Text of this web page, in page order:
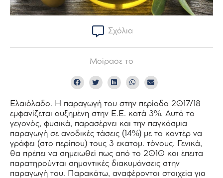
Σχόλια
Μοίρασε το
Ελαιόλαδο. Η παραγωγή του στην περίοδο 2017/18
εμφανίζεται αυξημένη στην Ε.Ε. κατά 3%. Αυτό το
γεγονός, φυσικά, παρασέρνει και την παγκόσμια
παραγωγή σε ανοδικές τάσεις (14%) με το κοντέρ να
γράφει (στο περίπου) τους 3 εκατομ. τόνους. Γενικά,
θα πρέπει να σημειωθεί πως από το 2010 και έπειτα
παρατηρούνται σημαντικές διακυμάνσεις στην
παραγωγή του. Παρακάτω, αναφέρονται στοιχεία για